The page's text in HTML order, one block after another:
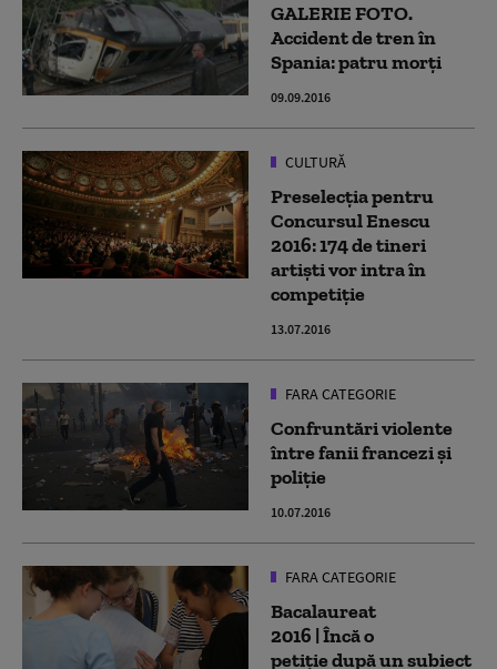
GALERIE FOTO.
Accident de tren în
Spania: patru morți
09.09.2016
CULTURĂ
Preselecția pentru
Concursul Enescu
2016: 174 de tineri
artiști vor intra în
competiție
13.07.2016
FARA CATEGORIE
Confruntări violente
între fanii francezi şi
poliţie
10.07.2016
FARA CATEGORIE
Bacalaureat
2016 | Încă o
petiţie după un subiect